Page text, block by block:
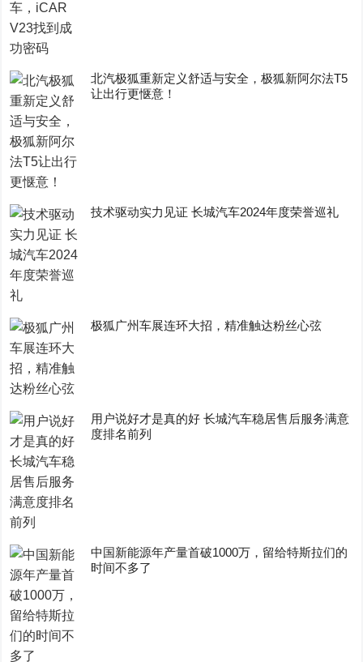
​北汽极狐重新定义舒适与安全，极狐新阿尔法T5
让出行更惬意！
技术驱动实力见证 长城汽车2024年度荣誉巡礼
极狐广州车展连环大招，精准触达粉丝心弦
用户说好才是真的好 长城汽车稳居售后服务满意
度排名前列
中国新能源年产量首破1000万，留给特斯拉们的
时间不多了